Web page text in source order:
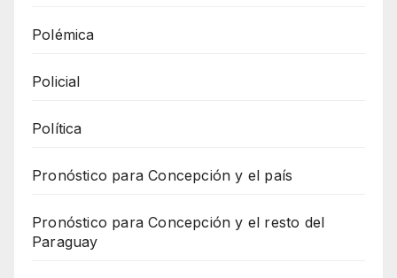
Polémica
Policial
Política
Pronóstico para Concepción y el país
Pronóstico para Concepción y el resto del
Paraguay